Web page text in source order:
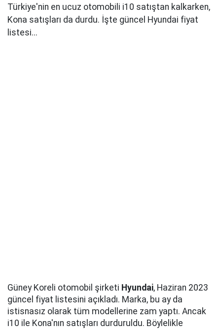
Türkiye'nin en ucuz otomobili i10 satıştan kalkarken,
Kona satışları da durdu. İşte güncel Hyundai fiyat
listesi...
Güney Koreli otomobil şirketi Hyundai, Haziran 2023
güncel fiyat listesini açıkladı. Marka, bu ay da
istisnasız olarak tüm modellerine zam yaptı. Ancak
i10 ile Kona'nın satışları durduruldu. Böylelikle